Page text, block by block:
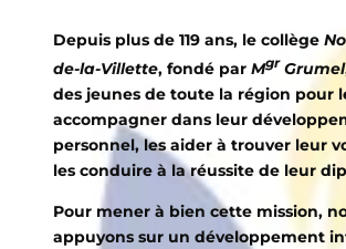
Depuis plus de 119 ans, le collège
de-la-Villette, fondé par MgrGrumel
des jeunes de toute la région pour
accompagner dans leur
personnel, les aider à trouver leur
les conduire à la réussite de leur
Pour mener à bien cette mission,
appuyons sur un développement